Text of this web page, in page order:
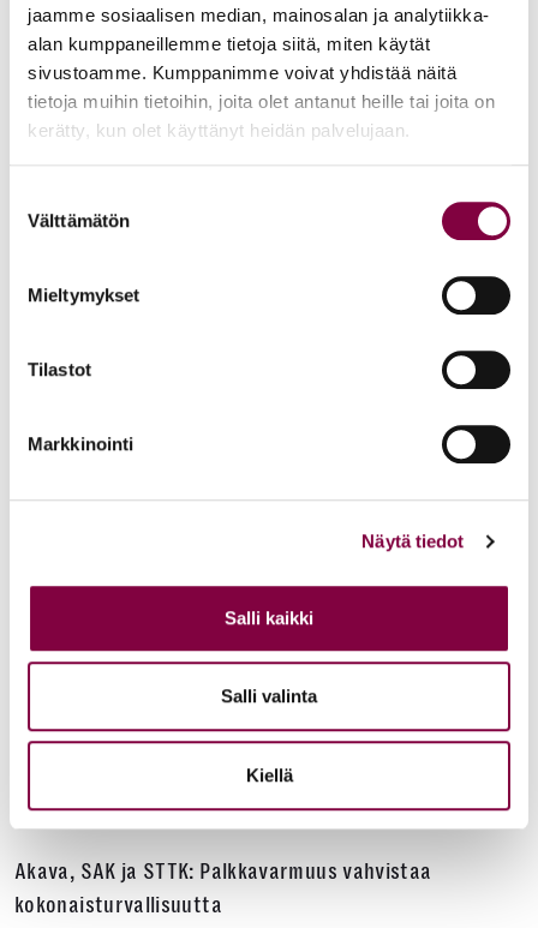
jaamme sosiaalisen median, mainosalan ja analytiikka-
alan kumppaneillemme tietoja siitä, miten käytät
sivustoamme. Kumppanimme voivat yhdistää näitä
tietoja muihin tietoihin, joita olet antanut heille tai joita on
kerätty, kun olet käyttänyt heidän palvelujaan.
valinta
Välttämätön
Mieltymykset
Tilastot
Markkinointi
Näytä tiedot
Salli kaikki
Salli valinta
Kiellä
Lisää uutisia
KAIKKI UUTISET
Työmarkkinat
Uutiset 16.6.2026
kustannuksella
Työ- ja virkasuhdeneuvonta palvelee läpi kesän
Juristiliitto
Akava, SAK ja STTK: Palkkavarmuus vahvistaa
kokonaisturvallisuutta